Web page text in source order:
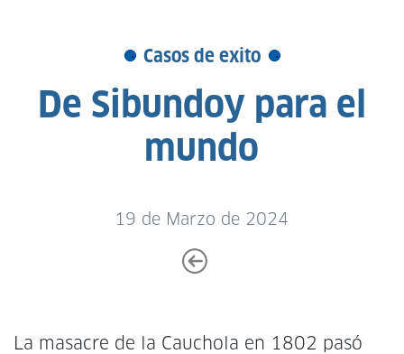
Casos de exito
De Sibundoy para el
mundo
19 de Marzo de 2024
La masacre de la Cauchola en 1802 pasó